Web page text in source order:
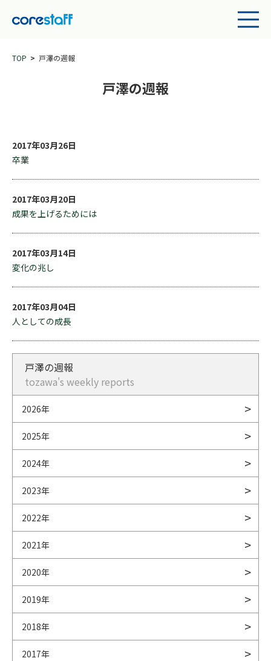
TOP 戸澤の週報
戸澤の週報
2017年03月26日
卒業
2017年03月20日
成果を上げるためには
2017年03月14日
変化の兆し
2017年03月04日
人としての成長
戸澤の週報
tozawa's weekly reports
2026年
2025年
2024年
2023年
2022年
2021年
2020年
2019年
2018年
2017年